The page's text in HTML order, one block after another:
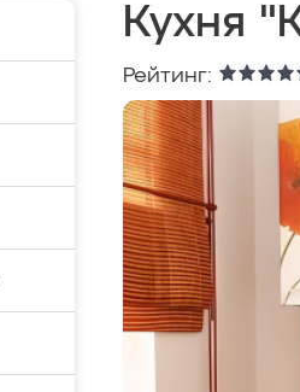
Кухня
Рейтинг: